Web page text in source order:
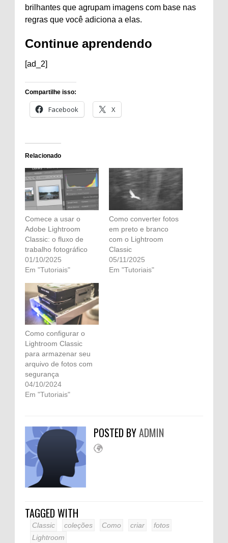
brilhantes que agrupam imagens com base nas
regras que você adiciona a elas.
Continue aprendendo
[ad_2]
Compartilhe isso:
Facebook X
Relacionado
Comece a usar o
Adobe Lightroom
Classic: o fluxo de
trabalho fotográfico
01/10/2025
Em "Tutoriais"
Como converter fotos
em preto e branco
com o Lightroom
Classic
05/11/2025
Em "Tutoriais"
Como configurar o
Lightroom Classic
para armazenar seu
arquivo de fotos com
segurança
04/10/2024
Em "Tutoriais"
POSTED BYADMIN
TAGGED WITH
Classic coleções Como criar
fotos
Lightroom